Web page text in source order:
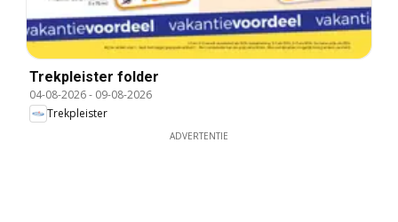
Trekpleister folder
04-08-2026- 09-08-2026
Trekpleister
ADVERTENTIE